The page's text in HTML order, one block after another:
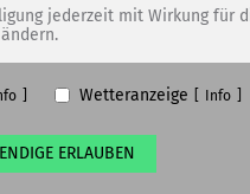
GmbH & Co. KG)
jederzeit mit Wirkung für
Wetteranzeige Info
ERLAUBEN